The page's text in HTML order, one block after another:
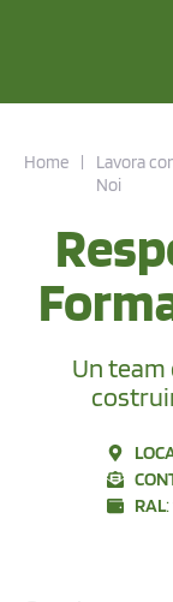
Home |
Lavora
Noi
Un team
RAL